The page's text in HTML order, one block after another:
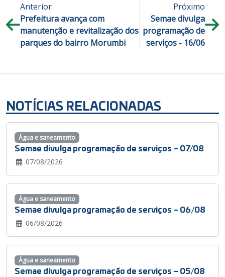
Anterior
Prefeitura avança com
manutenção e revitalização dos
parques do bairro Morumbi
Próximo
Semae divulga
programação de
serviços - 16/06
NOTÍCIAS RELACIONADAS
Semae divulga programação de serviços – 07/08
07/08/2026
Água e saneamento
Semae divulga programação de serviços – 06/08
06/08/2026
Água e saneamento
Semae divulga programação de serviços – 05/08
Água e saneamento